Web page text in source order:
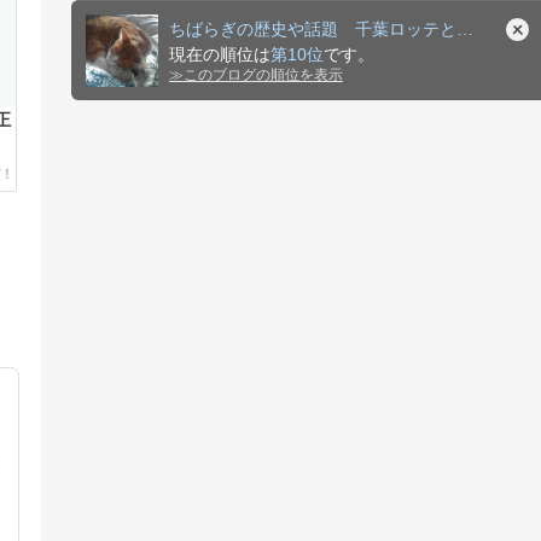
ちばらぎの歴史や話題 千葉ロッテと本レビュー
現在の順位は第10位です。
≫ このブログの順位を表示